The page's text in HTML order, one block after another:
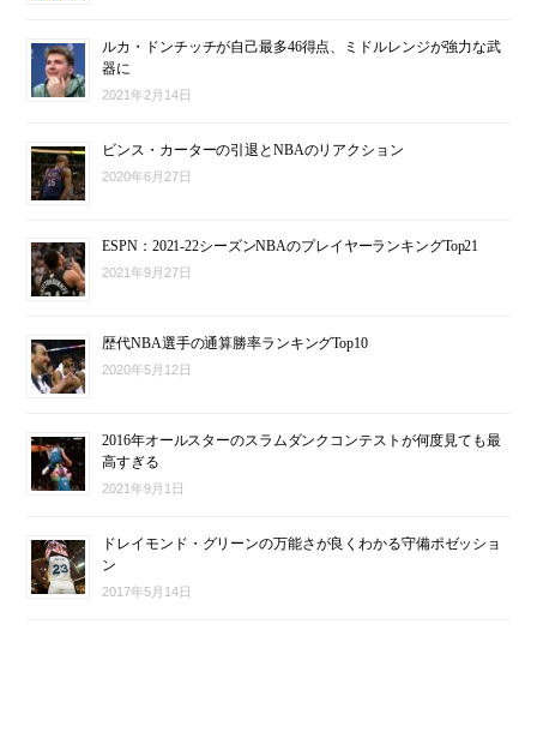
ルカ・ドンチッチが自己最多46得点、ミドルレンジが強力な武
器に
2021年2月14日
ビンス・カーターの引退とNBAのリアクション
2020年6月27日
ESPN：2021-22シーズンNBAのプレイヤーランキングTop21
2021年9月27日
歴代NBA選手の通算勝率ランキングTop10
2020年5月12日
2016年オールスターのスラムダンクコンテストが何度見ても最
高すぎる
2021年9月1日
ドレイモンド・グリーンの万能さが良くわかる守備ポゼッショ
ン
2017年5月14日